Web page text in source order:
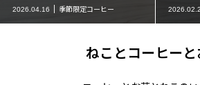
2026.04.16 季節限定コーヒー
ねことコーヒーと